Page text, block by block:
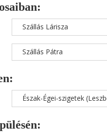
Szállás Lárisza
Szállás Pátra
Észak-Égei-szigetek